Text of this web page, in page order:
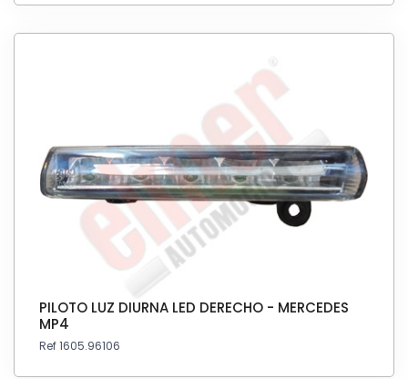
PILOTO LUZ DIURNA LED DERECHO - MERCEDES
MP4
Ref 1605.96106